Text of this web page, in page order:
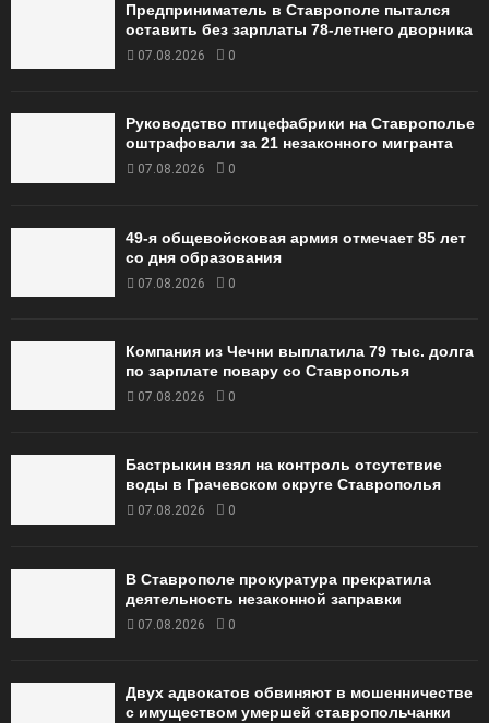
Предприниматель в Ставрополе пытался
оставить без зарплаты 78-летнего дворника
07.08.2026 0
Руководство птицефабрики на Ставрополье
оштрафовали за 21 незаконного мигранта
07.08.2026 0
49‑я общевойсковая армия отмечает 85 лет
со дня образования
07.08.2026 0
Компания из Чечни выплатила 79 тыс. долга
по зарплате повару со Ставрополья
07.08.2026 0
Бастрыкин взял на контроль отсутствие
воды в Грачевском округе Ставрополья
07.08.2026 0
В Ставрополе прокуратура прекратила
деятельность незаконной заправки
07.08.2026 0
Двух адвокатов обвиняют в мошенничестве
с имуществом умершей ставропольчанки